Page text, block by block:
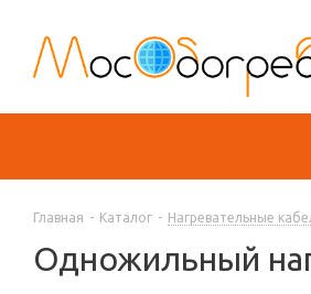
Главная - Каталог - Нагревательные
Одножильный